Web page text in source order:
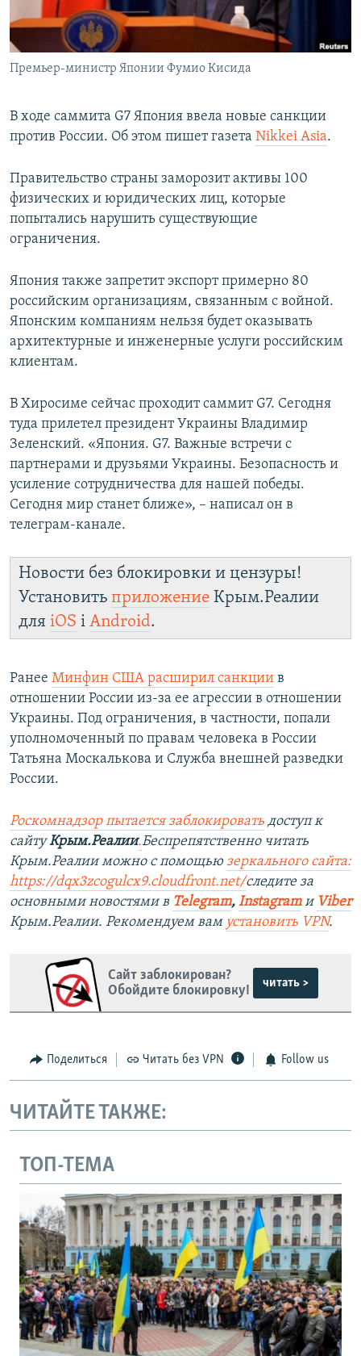
ПОБЕДИТЕЛЕЙ НЕ СУДЯТ?
КРЫМ.НЕПОКОРЕННЫЙ
ELIFBE
ПРИСОЕДИНЯЙТЕСЬ!
Все сайты RFE/RL
Премьер-министр Японии Фумио Кисида
В ходе саммита G7 Япония ввела новые санкции
против России. Об этом пишет газета Nikkei Asia.
Правительство страны заморозит активы 100
физических и юридических лиц, которые
попытались нарушить существующие
ограничения.
Япония также запретит экспорт примерно 80
российским организациям, связанным с войной.
Японским компаниям нельзя будет оказывать
архитектурные и инженерные услуги российским
клиентам.
В Хиросиме сейчас проходит саммит G7. Сегодня
туда прилетел президент Украины Владимир
Зеленский. «Япония. G7. Важные встречи с
партнерами и друзьями Украины. Безопасность и
усиление сотрудничества для нашей победы.
Сегодня мир станет ближе», – написал он в
телеграм-канале.
Новости без блокировки и цензуры!
Установить приложение Крым.Реалии
для iOS і Android.
Ранее Минфин США расширил санкции в
отношении России из-за ее агрессии в отношении
Украины. Под ограничения, в частности, попали
уполномоченный по правам человека в России
Татьяна Москалькова и Служба внешней разведки
России.
Роскомнадзор пытается заблокировать доступ к
сайтуКрым.Реалии.Беспрепятственно читать
Крым.Реалии можно с помощью зеркального сайта:
https://dqx3zcogulcx9.cloudfront.net/следите за
основными новостями в Telegram, Instagramи Viber
Крым.Реалии. Рекомендуем вам установить VPN.
Сайт заблокирован?
Обойдите блокировку!
читать >
Поделиться Читать без VPN Follow us
ЧИТАЙТЕ ТАКЖЕ:
ТОП-ТЕМА